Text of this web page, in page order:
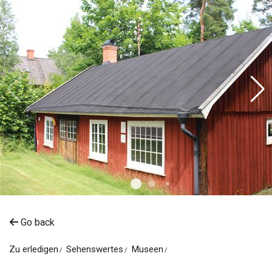
Go back
Zu erledigen Sehenswertes Museen